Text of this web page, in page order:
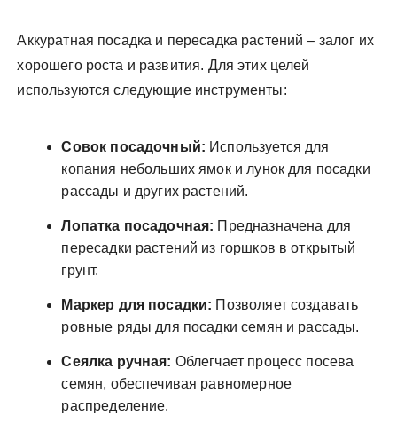
Аккуратная посадка и пересадка растений – залог их
хорошего роста и развития. Для этих целей
используются следующие инструменты:
Совок посадочный: Используется для
копания небольших ямок и лунок для посадки
рассады и других растений.
Лопатка посадочная: Предназначена для
пересадки растений из горшков в открытый
грунт.
Маркер для посадки: Позволяет создавать
ровные ряды для посадки семян и рассады.
Сеялка ручная: Облегчает процесс посева
семян, обеспечивая равномерное
распределение.